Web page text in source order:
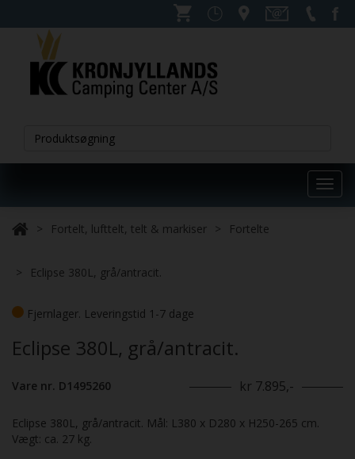
Fortelt, lufttelt, telt & markiser Fortelte
Eclipse 380L, grå/antracit.
Fjernlager. Leveringstid 1-7 dage
Eclipse 380L, grå/antracit.
Vare nr. D1495260 kr 7.895,-
Eclipse 380L, grå/antracit. Mål: L380 x D280 x H250-265 cm.
Vægt: ca. 27 kg.